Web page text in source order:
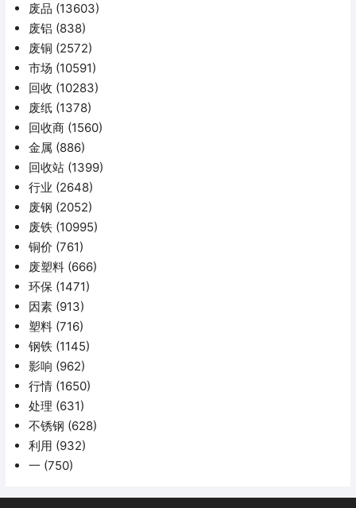
废品 (13603)
废铝 (838)
废铜 (2572)
市场 (10591)
回收 (10283)
废纸 (1378)
回收商 (1560)
金属 (886)
回收站 (1399)
行业 (2648)
废钢 (2052)
废铁 (10995)
铜价 (761)
废塑料 (666)
环保 (1471)
因素 (913)
塑料 (716)
钢铁 (1145)
影响 (962)
行情 (1650)
处理 (631)
不锈钢 (628)
利用 (932)
一 (750)